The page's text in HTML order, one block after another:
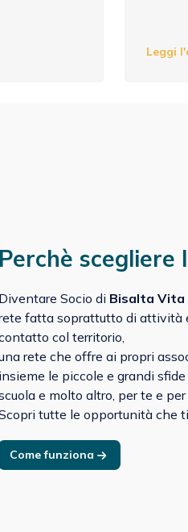
Leggi
Perchè
Diventare Socio di Bisalta Vita
fatta soprattutto di attività
col territorio,
rete che offre ai propri
insieme le piccole e grandi
e molto altro, per te e
tutte le opportunità che
Come funziona